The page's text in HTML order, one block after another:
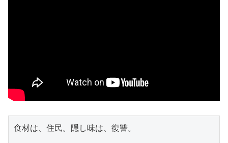
食材は、住民。隠し味は、復讐。